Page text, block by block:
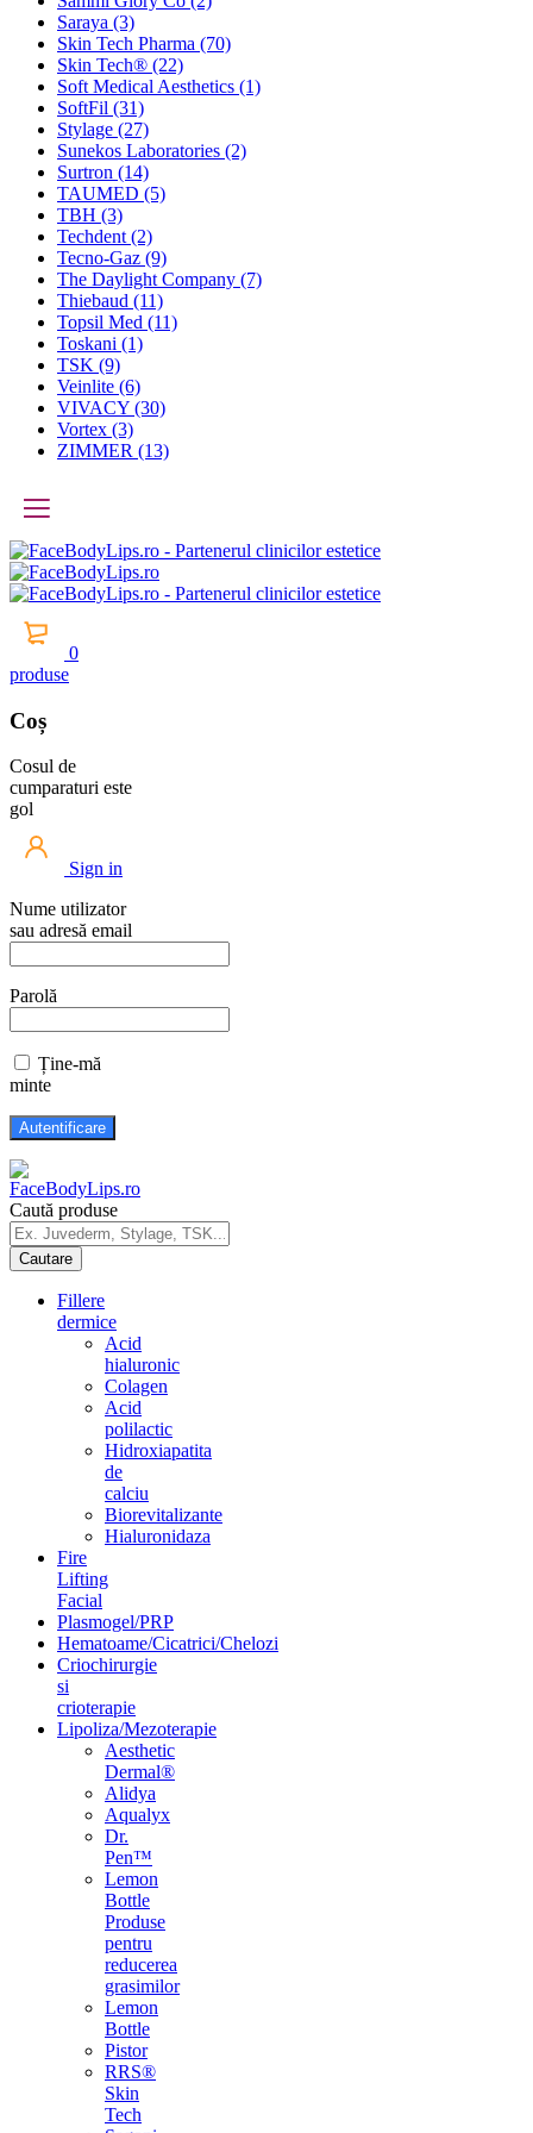
Saraya (3)
Skin Tech Pharma (70)
Skin Tech® (22)
Soft Medical Aesthetics (1)
SoftFil (31)
Stylage (27)
Sunekos Laboratories (2)
Surtron (14)
TAUMED (5)
TBH (3)
Techdent (2)
Tecno-Gaz (9)
The Daylight Company (7)
Thiebaud (11)
Topsil Med (11)
Toskani (1)
TSK (9)
Veinlite (6)
VIVACY (30)
Vortex (3)
ZIMMER (13)
0
produse
Coș
Cosul de
cumparaturi este
gol
Sign in
Nume utilizator
sau adresă email
Parolă
Ține-mă
minte
Caută produse
Fillere
dermice
Acid
hialuronic
Colagen
Acid
polilactic
Hidroxiapatita
de
calciu
Biorevitalizante
Hialuronidaza
Fire
Lifting
Facial
Plasmogel/PRP
Hematoame/Cicatrici/Chelozi
Criochirurgie
si
crioterapie
Lipoliza/Mezoterapie
Aesthetic
Dermal®
Alidya
Aqualyx
Dr.
Pen™
Lemon
Bottle
Produse
pentru
reducerea
grasimilor
Lemon
Bottle
Pistor
RRS®
Skin
Tech